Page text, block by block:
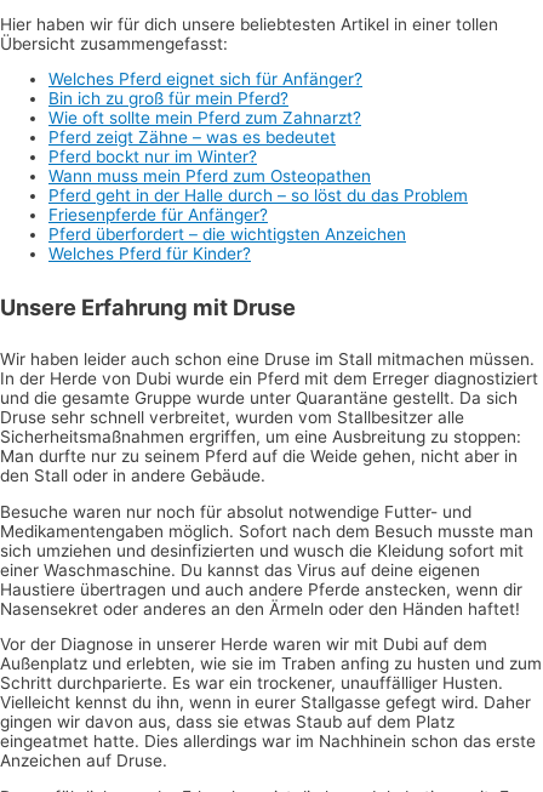
Hier haben wir für dich unsere beliebtesten Artikel in einer tollen
Übersicht zusammengefasst:
Welches Pferd eignet sich für Anfänger?
Bin ich zu groß für mein Pferd?
Wie oft sollte mein Pferd zum Zahnarzt?
Pferd zeigt Zähne – was es bedeutet
Pferd bockt nur im Winter?
Wann muss mein Pferd zum Osteopathen
Pferd geht in der Halle durch – so löst du das Problem
Friesenpferde für Anfänger?
Pferd überfordert – die wichtigsten Anzeichen
Welches Pferd für Kinder?
Unsere Erfahrung mit Druse
Wir haben leider auch schon eine Druse im Stall mitmachen müssen.
In der Herde von Dubi wurde ein Pferd mit dem Erreger diagnostiziert
und die gesamte Gruppe wurde unter Quarantäne gestellt. Da sich
Druse sehr schnell verbreitet, wurden vom Stallbesitzer alle
Sicherheitsmaßnahmen ergriffen, um eine Ausbreitung zu stoppen:
Man durfte nur zu seinem Pferd auf die Weide gehen, nicht aber in
den Stall oder in andere Gebäude.
Besuche waren nur noch für absolut notwendige Futter- und
Medikamentengaben möglich. Sofort nach dem Besuch musste man
sich umziehen und desinfizierten und wusch die Kleidung sofort mit
einer Waschmaschine. Du kannst das Virus auf deine eigenen
Haustiere übertragen und auch andere Pferde anstecken, wenn dir
Nasensekret oder anderes an den Ärmeln oder den Händen haftet!
Vor der Diagnose in unserer Herde waren wir mit Dubi auf dem
Außenplatz und erlebten, wie sie im Traben anfing zu husten und zum
Schritt durchparierte. Es war ein trockener, unauffälliger Husten.
Vielleicht kennst du ihn, wenn in eurer Stallgasse gefegt wird. Daher
gingen wir davon aus, dass sie etwas Staub auf dem Platz
eingeatmet hatte. Dies allerdings war im Nachhinein schon das erste
Anzeichen auf Druse.